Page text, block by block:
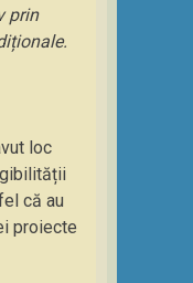
prin
loc
că au
proiecte